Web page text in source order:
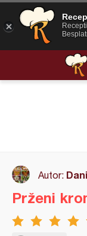
Autor:
Prženi